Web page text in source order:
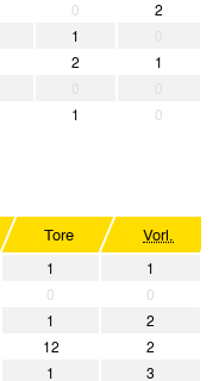
0
2
1
2
1
1 0
Tore Vorl.
1
1
0
0
1
2
12
2
1
3